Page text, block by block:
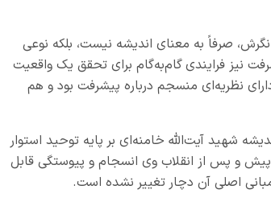
نگرش، صرفاً به معنای اندیشه نیست، بلکه نوعی
نیز فرایندی گام‌به‌گام برای تحقق یک واقعیت
نظریه‌ای منسجم درباره پیشرفت بود و هم
شهید آیت‌الله خامنه‌ای بر پایه توحید استوار
و پس از انقلاب وی انسجام و پیوستگی قابل
اصلی آن دچار تغییر نشده است.